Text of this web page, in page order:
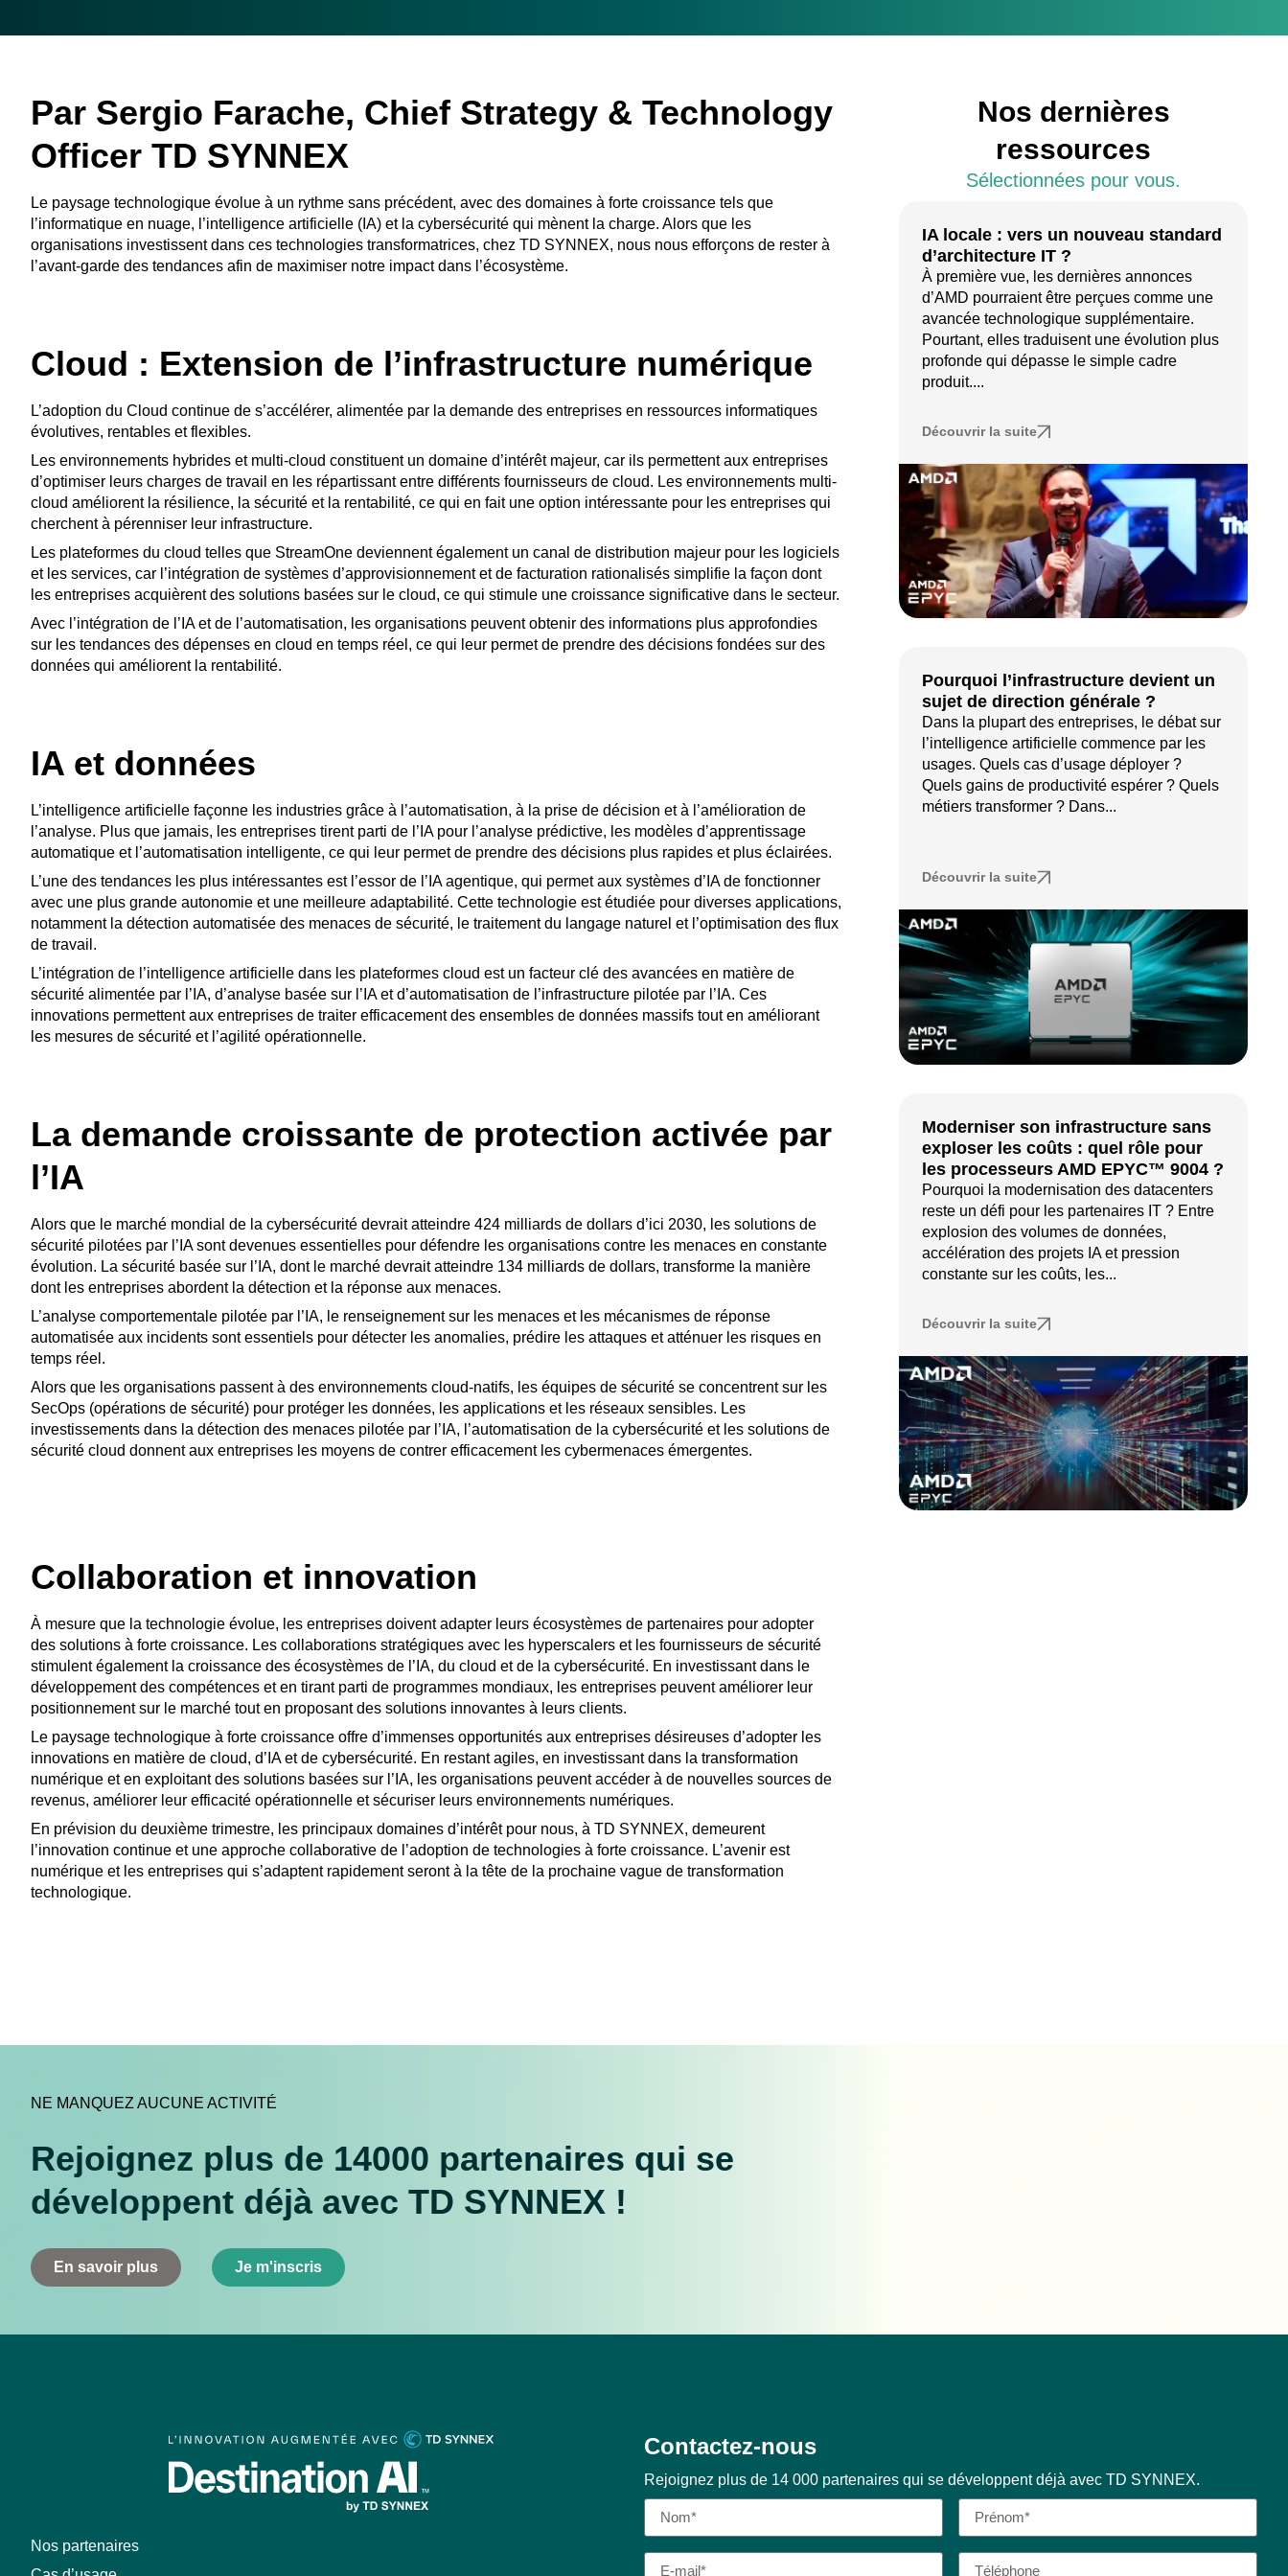
Par Sergio Farache, Chief Strategy & Technology
Officer TD SYNNEX
Le paysage technologique évolue à un rythme sans précédent, avec des domaines à forte croissance tels que
l’informatique en nuage, l’intelligence artificielle (IA) et la cybersécurité qui mènent la charge. Alors que les
organisations investissent dans ces technologies transformatrices, chez TD SYNNEX, nous nous efforçons de rester à
l’avant-garde des tendances afin de maximiser notre impact dans l’écosystème.
Cloud : Extension de l’infrastructure numérique
L’adoption du Cloud continue de s’accélérer, alimentée par la demande des entreprises en ressources informatiques
évolutives, rentables et flexibles.
Les environnements hybrides et multi-cloud constituent un domaine d’intérêt majeur, car ils permettent aux entreprises
d’optimiser leurs charges de travail en les répartissant entre différents fournisseurs de cloud. Les environnements multi-
cloud améliorent la résilience, la sécurité et la rentabilité, ce qui en fait une option intéressante pour les entreprises qui
cherchent à pérenniser leur infrastructure.
Les plateformes du cloud telles que StreamOne deviennent également un canal de distribution majeur pour les logiciels
et les services, car l’intégration de systèmes d’approvisionnement et de facturation rationalisés simplifie la façon dont
les entreprises acquièrent des solutions basées sur le cloud, ce qui stimule une croissance significative dans le secteur.
Avec l’intégration de l’IA et de l’automatisation, les organisations peuvent obtenir des informations plus approfondies
sur les tendances des dépenses en cloud en temps réel, ce qui leur permet de prendre des décisions fondées sur des
données qui améliorent la rentabilité.
IA et données
L’intelligence artificielle façonne les industries grâce à l’automatisation, à la prise de décision et à l’amélioration de
l’analyse. Plus que jamais, les entreprises tirent parti de l’IA pour l’analyse prédictive, les modèles d’apprentissage
automatique et l’automatisation intelligente, ce qui leur permet de prendre des décisions plus rapides et plus éclairées.
L’une des tendances les plus intéressantes est l’essor de l’IA agentique, qui permet aux systèmes d’IA de fonctionner
avec une plus grande autonomie et une meilleure adaptabilité. Cette technologie est étudiée pour diverses applications,
notamment la détection automatisée des menaces de sécurité, le traitement du langage naturel et l’optimisation des flux
de travail.
L’intégration de l’intelligence artificielle dans les plateformes cloud est un facteur clé des avancées en matière de
sécurité alimentée par l’IA, d’analyse basée sur l’IA et d’automatisation de l’infrastructure pilotée par l’IA. Ces
innovations permettent aux entreprises de traiter efficacement des ensembles de données massifs tout en améliorant
les mesures de sécurité et l’agilité opérationnelle.
La demande croissante de protection activée par
l’IA
Alors que le marché mondial de la cybersécurité devrait atteindre 424 milliards de dollars d’ici 2030, les solutions de
sécurité pilotées par l’IA sont devenues essentielles pour défendre les organisations contre les menaces en constante
évolution. La sécurité basée sur l’IA, dont le marché devrait atteindre 134 milliards de dollars, transforme la manière
dont les entreprises abordent la détection et la réponse aux menaces.
L’analyse comportementale pilotée par l’IA, le renseignement sur les menaces et les mécanismes de réponse
automatisée aux incidents sont essentiels pour détecter les anomalies, prédire les attaques et atténuer les risques en
temps réel.
Alors que les organisations passent à des environnements cloud-natifs, les équipes de sécurité se concentrent sur les
SecOps (opérations de sécurité) pour protéger les données, les applications et les réseaux sensibles. Les
investissements dans la détection des menaces pilotée par l’IA, l’automatisation de la cybersécurité et les solutions de
sécurité cloud donnent aux entreprises les moyens de contrer efficacement les cybermenaces émergentes.
Collaboration et innovation
À mesure que la technologie évolue, les entreprises doivent adapter leurs écosystèmes de partenaires pour adopter
des solutions à forte croissance. Les collaborations stratégiques avec les hyperscalers et les fournisseurs de sécurité
stimulent également la croissance des écosystèmes de l’IA, du cloud et de la cybersécurité. En investissant dans le
développement des compétences et en tirant parti de programmes mondiaux, les entreprises peuvent améliorer leur
positionnement sur le marché tout en proposant des solutions innovantes à leurs clients.
Le paysage technologique à forte croissance offre d’immenses opportunités aux entreprises désireuses d’adopter les
innovations en matière de cloud, d’IA et de cybersécurité. En restant agiles, en investissant dans la transformation
numérique et en exploitant des solutions basées sur l’IA, les organisations peuvent accéder à de nouvelles sources de
revenus, améliorer leur efficacité opérationnelle et sécuriser leurs environnements numériques.
En prévision du deuxième trimestre, les principaux domaines d’intérêt pour nous, à TD SYNNEX, demeurent
l’innovation continue et une approche collaborative de l’adoption de technologies à forte croissance. L’avenir est
numérique et les entreprises qui s’adaptent rapidement seront à la tête de la prochaine vague de transformation
technologique.
Nos dernières
ressources
Sélectionnées pour vous.
IA locale : vers un nouveau standard
d’architecture IT ?
À première vue, les dernières annonces
d’AMD pourraient être perçues comme une
avancée technologique supplémentaire.
Pourtant, elles traduisent une évolution plus
profonde qui dépasse le simple cadre
produit....
Découvrir la suite
Pourquoi l’infrastructure devient un
sujet de direction générale ?
Dans la plupart des entreprises, le débat sur
l’intelligence artificielle commence par les
usages. Quels cas d’usage déployer ?
Quels gains de productivité espérer ? Quels
métiers transformer ? Dans...
Découvrir la suite
Moderniser son infrastructure sans
exploser les coûts : quel rôle pour
les processeurs AMD EPYC™ 9004 ?
Pourquoi la modernisation des datacenters
reste un défi pour les partenaires IT ? Entre
explosion des volumes de données,
accélération des projets IA et pression
constante sur les coûts, les...
Découvrir la suite
NE MANQUEZ AUCUNE ACTIVITÉ
Rejoignez plus de 14000 partenaires qui se
développent déjà avec TD SYNNEX !
En savoir plus Je m'inscris
Nos partenaires
Contactez-nous
Rejoignez plus de 14 000 partenaires qui se développent déjà avec TD SYNNEX.